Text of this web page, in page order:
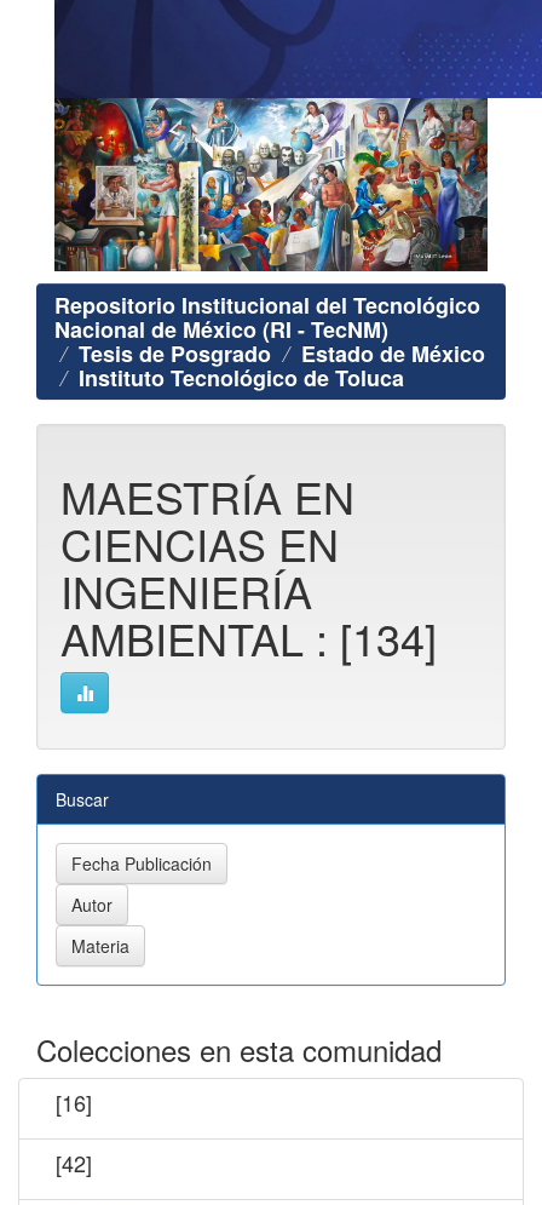
Repositorio Institucional del Tecnológico
Nacional de México (RI - TecNM)
Tesis de Posgrado Estado de México
Instituto Tecnológico de Toluca
MAESTRÍA EN
CIENCIAS EN
INGENIERÍA
AMBIENTAL : [134]
Buscar
Colecciones en esta comunidad
[16]
[42]